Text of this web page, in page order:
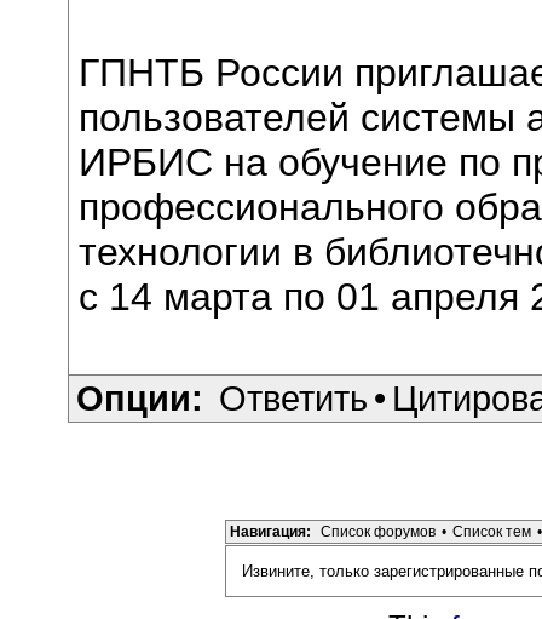
ГПНТБ России
пользователей системы
ИРБИС на обучение по
профессионального
технологии в
с 14 марта по 01 апреля
Опции: Ответить •
Навигация: Список форумов • Список тем •
Извините, только зарегистрированные